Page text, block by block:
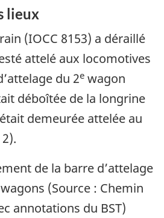
lieux
(IOCC 8153) a déraillé
attelé aux locomotives
du 2e wagon
déboîtée de la longrine
demeurée attelée au
de la barre d’attelage
wagons (Source : Chemin
annotations du BST)